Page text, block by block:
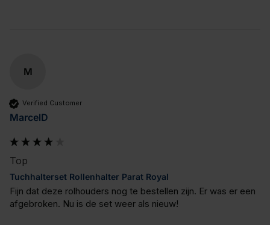
M
Verified Customer
MarcelD
Top
Tuchhalterset Rollenhalter Parat Royal
Fijn dat deze rolhouders nog te bestellen zijn. Er was er een
afgebroken. Nu is de set weer als nieuw!